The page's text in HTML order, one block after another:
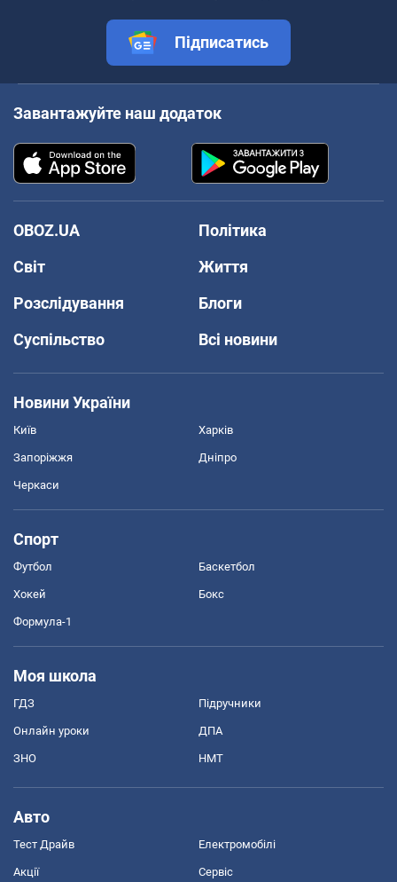
Підписатись
Завантажуйте наш додаток
OBOZ.UA
Політика
Світ
Життя
Розслідування
Блоги
Суспільство
Всі новини
Новини України
Київ Харків
Запоріжжя Дніпро
Черкаси
Спорт
Футбол Баскетбол
Хокей Бокс
Формула-1
Моя школа
ГДЗ Підручники
Онлайн уроки ДПА
ЗНО НМТ
Авто
Тест Драйв Електромобілі
Акції Сервіс